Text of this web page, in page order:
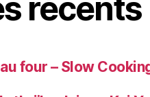
récents
four – Slow